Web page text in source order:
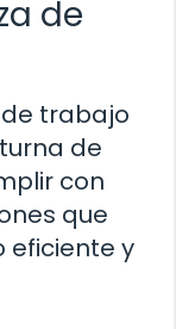
de
trabajo
de
con
que
eficiente y